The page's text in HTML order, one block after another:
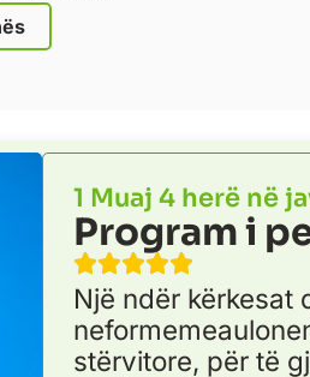
1 Muaj 4 herë në
Program i
Një ndër kërkesat
stërvitore, për të